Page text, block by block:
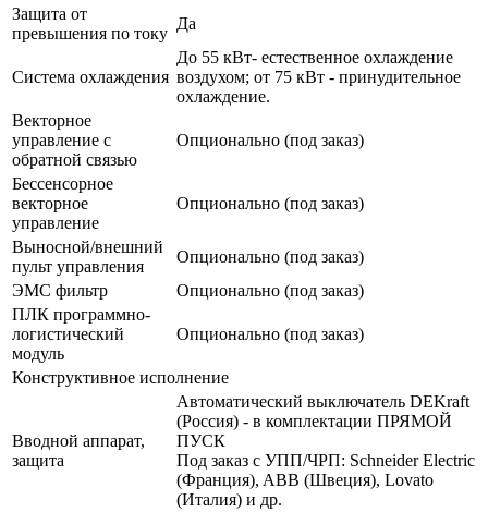
Защита от
превышения по току
Да
Система охлаждения
До 55 кВт- естественное охлаждение
воздухом; от 75 кВт - принудительное
охлаждение.
Векторное
управление с
обратной связью
Опционально (под заказ)
Бессенсорное
векторное
управление
Опционально (под заказ)
Выносной/внешний
пульт управления
Опционально (под заказ)
ЭМС фильтр
Опционально (под заказ)
ПЛК программно-
логистический
модуль
Опционально (под заказ)
Конструктивное исполнение
Вводной аппарат,
защита
Автоматический выключатель DEKraft
(Россия) - в комплектации ПРЯМОЙ
ПУСК
Под заказ с УПП/ЧРП: Schneider Electric
(Франция), ABB (Швеция), Lovato
(Италия) и др.